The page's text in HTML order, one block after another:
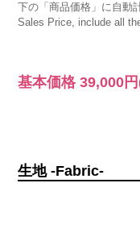
下の「商品価格」に自動
Sales Price, include all
基本価格39,000円
生地 -Fabric-